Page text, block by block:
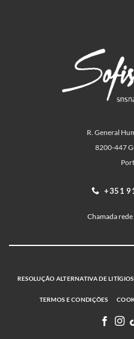
R. General
8200-447
+351
Chamada
RESOLUÇÃO ALTERNATIVA DE LITÍGIOS
TERMOS E CONDIÇÕES